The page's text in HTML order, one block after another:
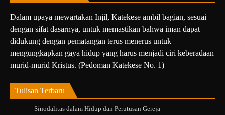
Dalam upaya mewartakan Injil, Katekese ambil bagian, sesuai
dengan sifat dasarnya, untuk memastikan bahwa iman dapat
didukung dengan pematangan terus menerus untuk
mengungkapkan gaya hidup yang harus menjadi ciri keberadaan
murid-murid Kristus. (Pedoman Katekese No. 1)
Tulisan Terbaru
Sinodalitas dalam Hidup dan Perutusan Gereja